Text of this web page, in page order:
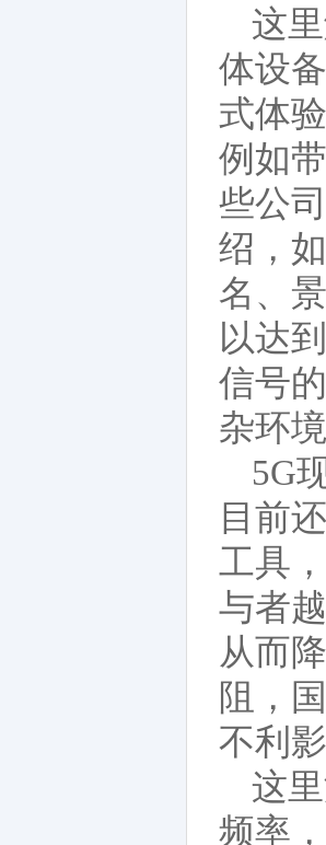
这
体设
式体
例如
些公
绍，
名、
以达
信号
杂环
5G
目前
工具
与者
从而
阻，
不利
这
频率